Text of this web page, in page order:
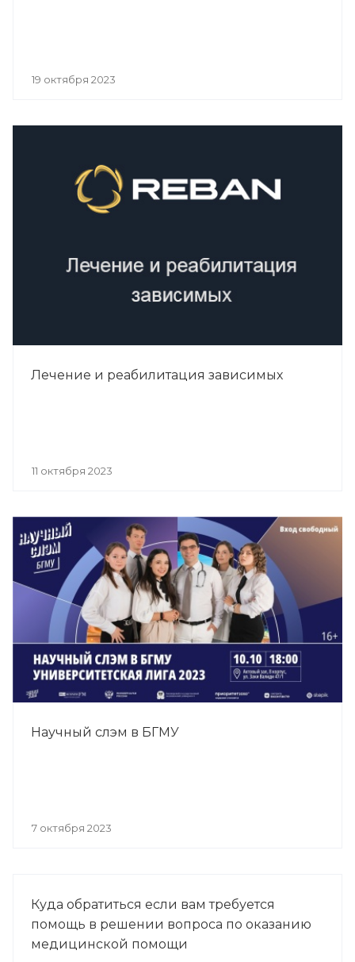
19 октября 2023
Лечение и реабилитация зависимых
11 октября 2023
Научный слэм в БГМУ
7 октября 2023
Куда обратиться если вам требуется
помощь в решении вопроса по оказанию
медицинской помощи